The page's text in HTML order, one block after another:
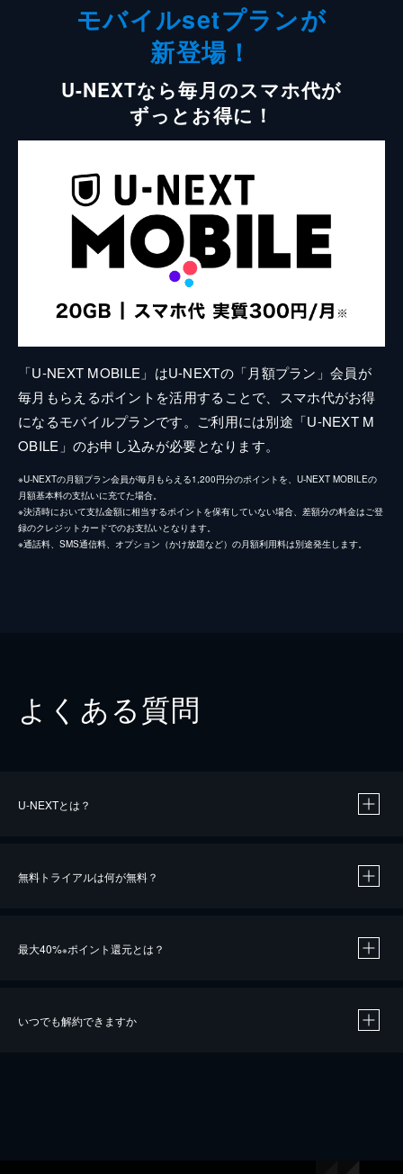
モバイルsetプランが
新登場！
U-NEXTなら毎月のスマホ代が
ずっとお得に！
「U-NEXT MOBILE」はU-NEXTの「月額プラン」会員が
毎月もらえるポイントを活用することで、スマホ代がお得
になるモバイルプランです。ご利用には別途「U-NEXT M
OBILE」のお申し込みが必要となります。
※U-NEXTの月額プラン会員が毎月もらえる1,200円分のポイントを、U-NEXT MOBILEの
月額基本料の支払いに充てた場合。
※決済時において支払金額に相当するポイントを保有していない場合、差額分の料金はご登
録のクレジットカードでのお支払いとなります。
※通話料、SMS通信料、オプション（かけ放題など）の月額利用料は別途発生します。
よくある質問
U-NEXTとは？
無料トライアルは何が無料？
最大40%※ポイント還元とは？
いつでも解約できますか